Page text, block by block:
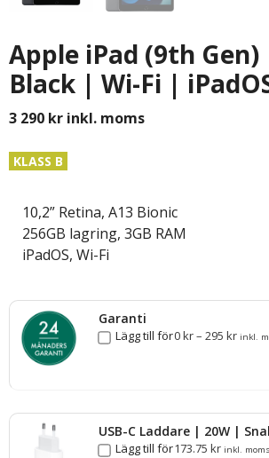
Apple iPad (9th Gen)
Black | Wi-Fi |
3 290 kr inkl. moms
KLASS B
10,2” Retina, A13 Bionic
256GB lagring, 3GB RAM
iPadOS, Wi-Fi
Garanti
Lägg till för0kr–295kr inkl.
USB-C Laddare | 20W |
Lägg till för173.75kr inkl. moms